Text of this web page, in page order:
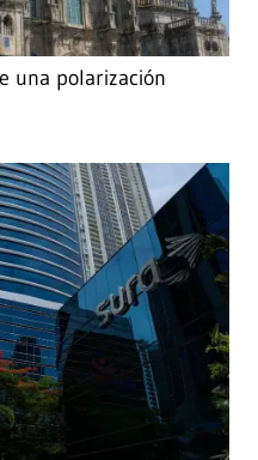
una polarización